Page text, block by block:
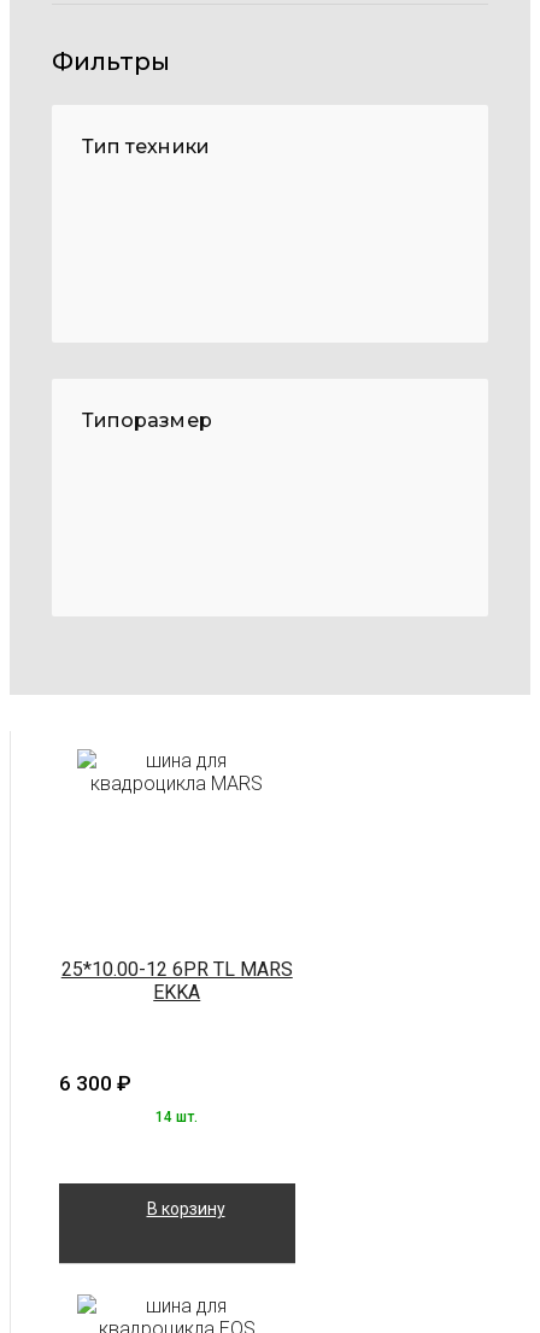
Фильтры
Тип техники
Типоразмер
25*10.00-12 6PR TL MARS
EKKA
6 300 ₽
14 шт.
В корзину